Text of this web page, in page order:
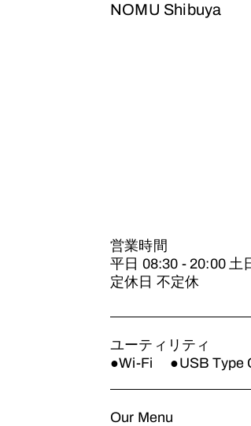
NOMU Shibuya
営業時間
平日 08:30 - 20:00 土
定休日 不定休
ユーティリティ
●Wi-Fi ●USB Type
Our Menu